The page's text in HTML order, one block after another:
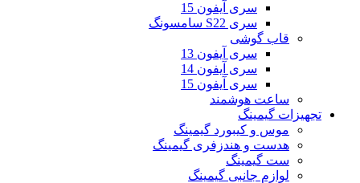
سری آیفون 15
سری S22 سامسونگ
قاب گوشی
سری آیفون 13
سری آیفون 14
سری آیفون 15
ساعت هوشمند
تجهیزات گیمینگ
موس و کیبورد گیمینگ
هدست و هندزفری گیمینگ
ست گیمینگ
لوازم جانبی گیمینگ